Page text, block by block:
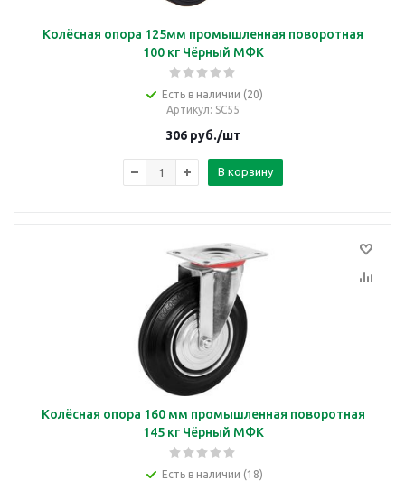
Колёсная опора 125мм промышленная поворотная
100 кг Чёрный МФК
Есть в наличии (20)
Артикул: SC55
306руб./шт
В корзину
Колёсная опора 160 мм промышленная поворотная
145 кг Чёрный МФК
Есть в наличии (18)